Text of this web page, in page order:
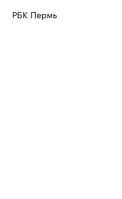
РБК Пермь